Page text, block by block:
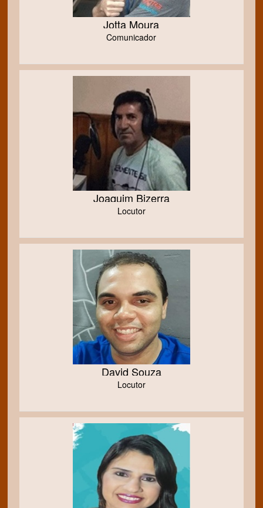
Jotta Moura
Comunicador
Joaquim Bizerra
Locutor
David Souza
Locutor